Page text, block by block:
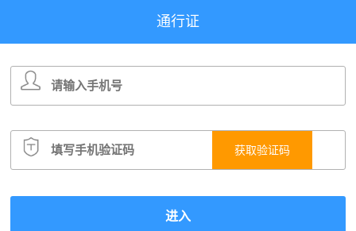
通行证
获取验证码